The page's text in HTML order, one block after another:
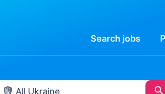
Search jobs